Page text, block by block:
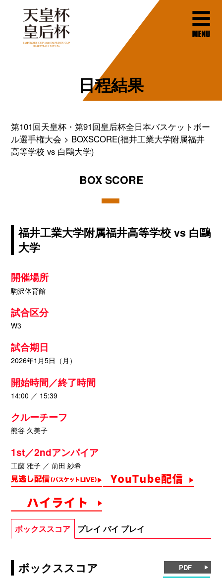
日程結果
第101回天皇杯・第91回皇后杯全日本バスケットボー
ル選手権大会
BOXSCORE(福井工業大学附属福井
高等学校 vs 白鷗大学)
BOX SCORE
福井工業大学附属福井高等学校 vs 白鷗
大学
開催場所
駒沢体育館
試合区分
W3
試合期日
2026年1月5日（月）
開始時間／終了時間
14:00 ／ 15:39
クルーチーフ
熊谷 久美子
1st／2ndアンパイア
工藤 雅子 ／ 前田 紗希
ボックススコア プレイ バイ プレイ
ボックススコア PDF